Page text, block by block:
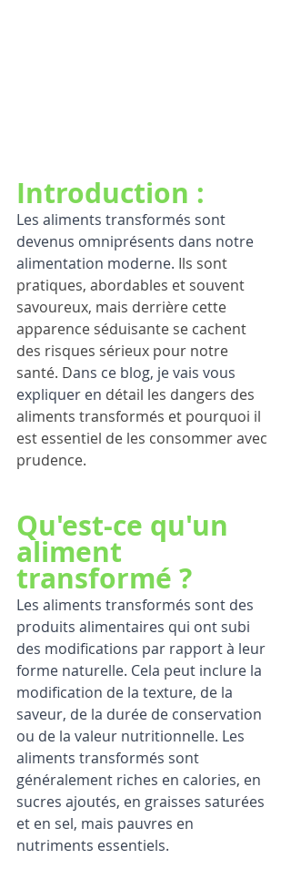
Introduction :
Les aliments transformés sont
devenus omniprésents dans notre
alimentation moderne. Ils sont
pratiques, abordables et souvent
savoureux, mais derrière cette
apparence séduisante se cachent
des risques sérieux pour notre
santé. Dans ce blog, je vais vous
expliquer en détail les dangers des
aliments transformés et pourquoi il
est essentiel de les consommer avec
prudence.
Qu'est-ce qu'un
aliment
transformé ?
Les aliments transformés sont des
produits alimentaires qui ont subi
des modifications par rapport à leur
forme naturelle. Cela peut inclure la
modification de la texture, de la
saveur, de la durée de conservation
ou de la valeur nutritionnelle. Les
aliments transformés sont
généralement riches en calories, en
sucres ajoutés, en graisses saturées
et en sel, mais pauvres en
nutriments essentiels.